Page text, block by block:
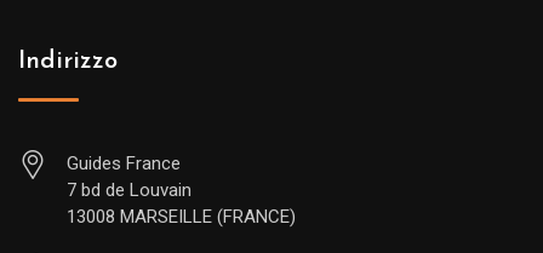
Indirizzo
Guides France
7 bd de Louvain
13008 MARSEILLE (FRANCE)